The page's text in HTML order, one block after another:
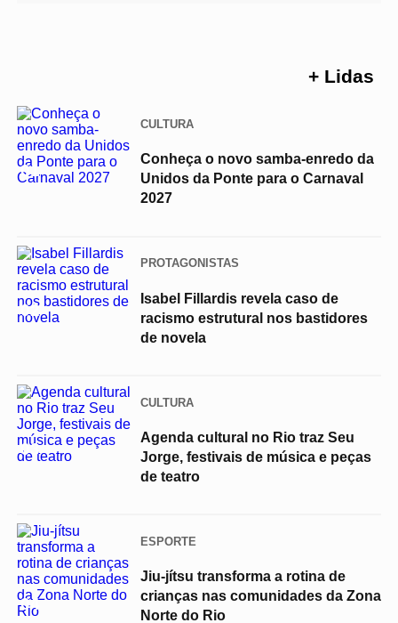
+ Lidas
01
CULTURA
Conheça o novo samba-enredo da
Unidos da Ponte para o Carnaval
2027
02
PROTAGONISTAS
Isabel Fillardis revela caso de
racismo estrutural nos bastidores
de novela
03
CULTURA
Agenda cultural no Rio traz Seu
Jorge, festivais de música e peças
de teatro
04
ESPORTE
Jiu-jítsu transforma a rotina de
crianças nas comunidades da Zona
Norte do Rio